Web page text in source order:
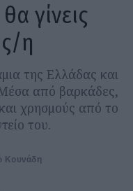
γίνεις
η
της Ελλάδας και
Μέσα από βαρκάδες,
χρησμούς από το
του.
Κουνάδη